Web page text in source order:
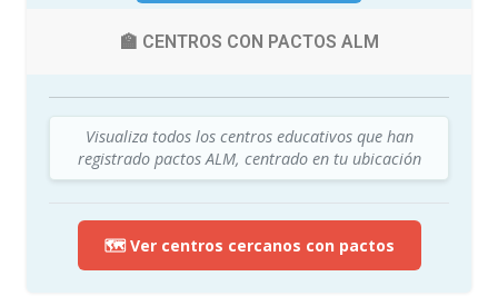
🏫 CENTROS CON PACTOS ALM
Visualiza todos los centros educativos que han
registrado pactos ALM, centrado en tu ubicación
🗺️ Ver centros cercanos con pactos